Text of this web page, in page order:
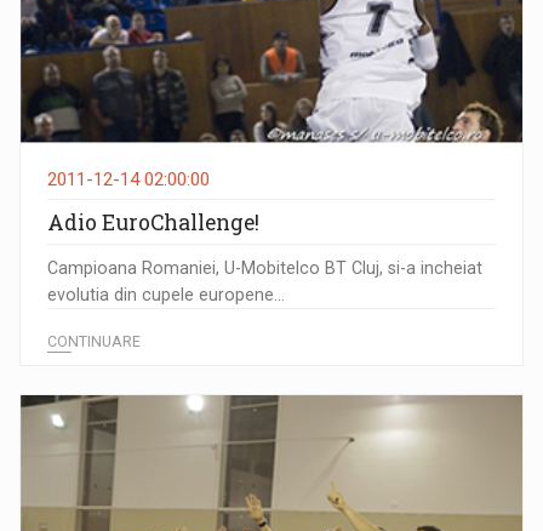
2011-12-14 02:00:00
Adio EuroChallenge!
Campioana Romaniei, U-Mobitelco BT Cluj, si-a incheiat
evolutia din cupele europene...
CONTINUARE